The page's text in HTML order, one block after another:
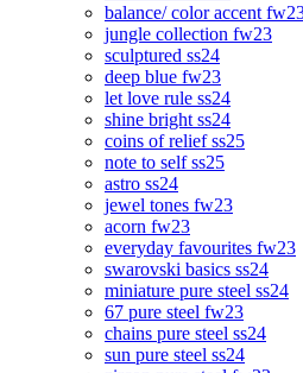
balance/ color accent
jungle collection fw23
sculptured ss24
deep blue fw23
let love rule ss24
shine bright ss24
coins of relief ss25
note to self ss25
astro ss24
jewel tones fw23
acorn fw23
everyday favourites fw23
swarovski basics ss24
miniature pure steel ss24
67 pure steel fw23
chains pure steel ss24
sun pure steel ss24